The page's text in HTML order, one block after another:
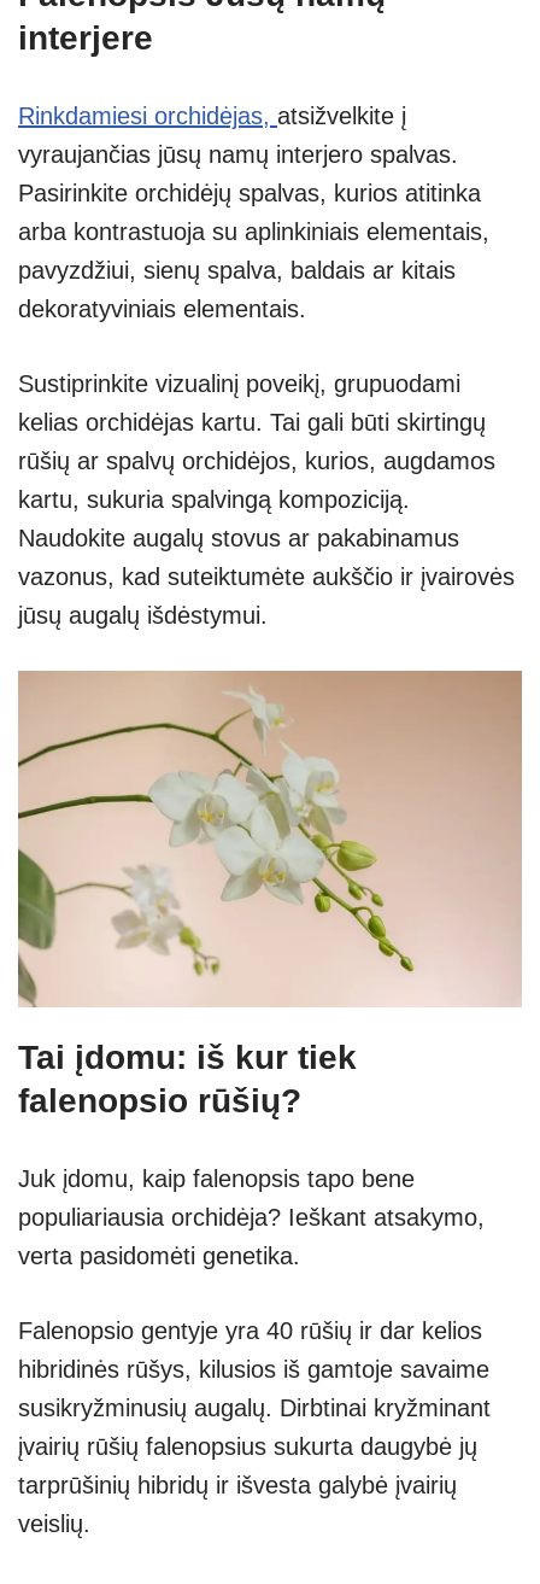
interjere
Rinkdamiesi orchidėjas, atsižvelkite į
vyraujančias jūsų namų interjero spalvas.
Pasirinkite orchidėjų spalvas, kurios atitinka
arba kontrastuoja su aplinkiniais elementais,
pavyzdžiui, sienų spalva, baldais ar kitais
dekoratyviniais elementais.
Sustiprinkite vizualinį poveikį, grupuodami
kelias orchidėjas kartu. Tai gali būti skirtingų
rūšių ar spalvų orchidėjos, kurios, augdamos
kartu, sukuria spalvingą kompoziciją.
Naudokite augalų stovus ar pakabinamus
vazonus, kad suteiktumėte aukščio ir įvairovės
jūsų augalų išdėstymui.
Tai įdomu: iš kur tiek
falenopsio rūšių?
Juk įdomu, kaip falenopsis tapo bene
populiariausia orchidėja? Ieškant atsakymo,
verta pasidomėti genetika.
Falenopsio gentyje yra 40 rūšių ir dar kelios
hibridinės rūšys, kilusios iš gamtoje savaime
susikryžminusių augalų. Dirbtinai kryžminant
įvairių rūšių falenopsius sukurta daugybė jų
tarprūšinių hibridų ir išvesta galybė įvairių
veislių.